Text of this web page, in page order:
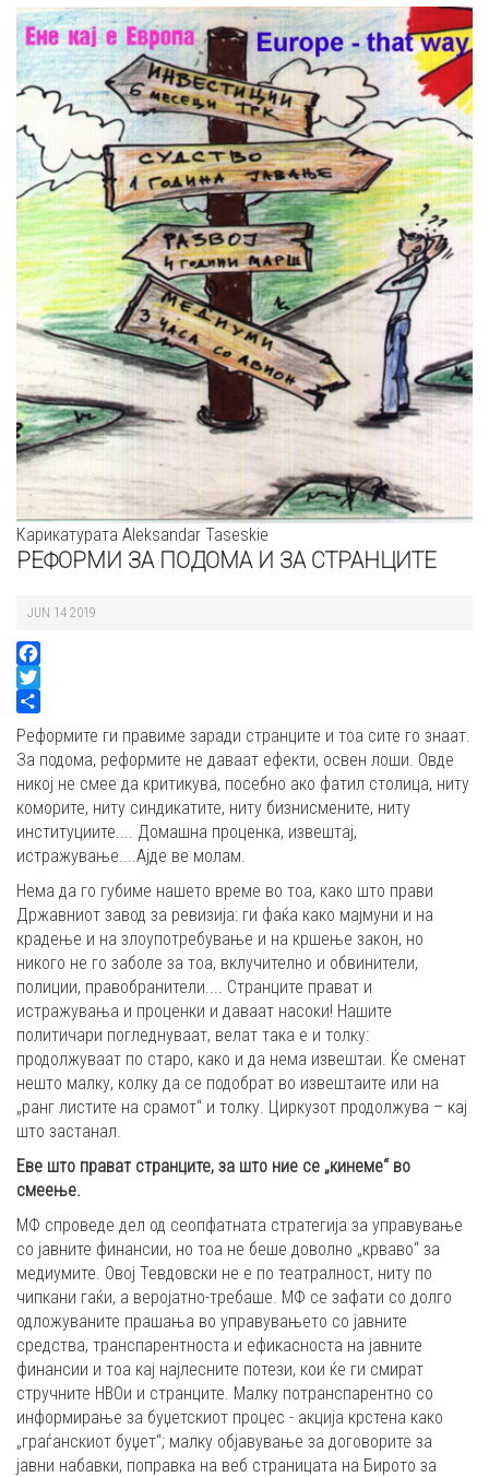
Карикатурата Aleksandar Taseskiе
РЕФОРМИ ЗА ПОДОМА И ЗА СТРАНЦИТЕ
JUN 14 2019
Facebook
Twitter
Share
Реформите ги правиме заради странците и тоа сите го знаат.
За подома, реформите не даваат ефекти, освен лоши. Овде
никој не смее да критикува, посебно ако фатил столица, ниту
коморите, ниту синдикатите, ниту бизнисмените, ниту
институциите.... Домашна проценка, извештај,
истражување....Ajде ве молам.
Нема да го губиме нашето време во тоа, како што прави
Државниот завод за ревизија: ги фаќа како мајмуни и на
крадење и на злоупотребување и на кршење закон, но
никого не го заболе за тоа, вклучително и обвинители,
полиции, правобранители.... Странците прават и
истражувања и проценки и даваат насоки! Нашите
политичари погледнуваат, велат така е и толку:
продолжуваат по старо, како и да нема извештаи. Ќе сменат
нешто малку, колку да се подобрат во извештаите или на
„ранг листите на срамот“ и толку. Циркузот продолжува – кај
што застанал.
Еве што прават странците, за што ние се „кинеме“ во
смеење.
МФ спроведе дел од сеопфатната стратегија за управување
со јавните финансии, но тоа не беше доволно „крваво“ за
медиумите. Овој Тевдовски не е по театралност, ниту по
чипкани гаќи, а веројатно-требаше. МФ се зафати со долго
одложуваните прашања во управувањето со јавните
средства, транспарентноста и ефикасноста на јавните
финансии и тоа кај најлесните потези, кои ќе ги смират
стручните НВОи и странците. Малку потранспарентно со
информирање за буџетскиот процес - акција крстена како
„граѓанскиот буџет“; малку објавување за договорите за
јавни набавки, поправка на веб страницата на Бирото за